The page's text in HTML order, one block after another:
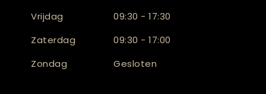
Vrijdag
09:30 - 17:30
Zaterdag
09:30 - 17:00
Zondag
Gesloten